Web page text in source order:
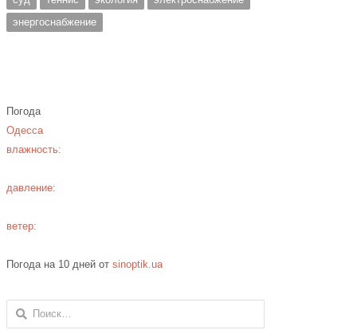
энергоснабжение
Погода
Одесса
влажность:
давление:
ветер:
Погода на 10 дней отsinoptik.ua
Найти: